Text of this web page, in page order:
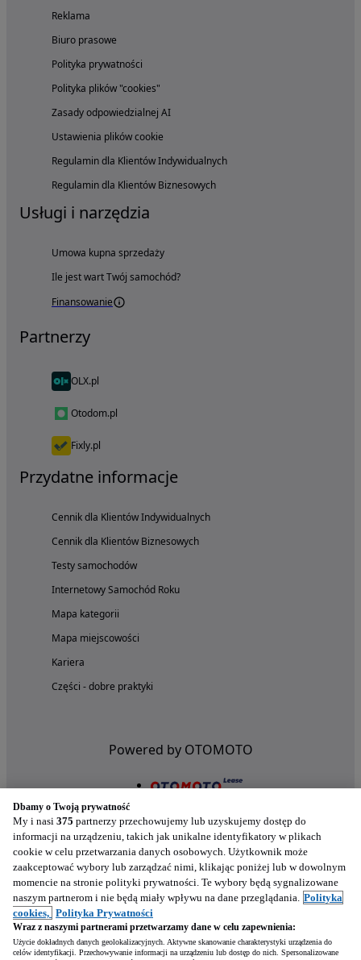
Reklama
Biuro prasowe
Polityka prywatności
Polityka plików "cookies"
Zasady odpowiedzialnej AI
Ustawienia plików cookie
Regulamin dla Klientów Indywidualnych
Regulamin dla Klientów Biznesowych
Usługi i narzędzia
Umowa kupna sprzedaży
Ile jest wart Twój samochód?
Finansowanie
Partnerzy
OLX.pl
Otodom.pl
Fixly.pl
Przydatne informacje
Cennik dla Klientów Indywidualnych
Cennik dla Klientów Biznesowych
Testy samochodów
Internetowy Samochód Roku
Mapa kategorii
Mapa miejscowości
Kariera
Części - dobre praktyki
Powered by OTOMOTO
Nasze aplikacje w twoim telefonie
Dbamy o Twoją prywatność
My i nasi 375 partnerzy przechowujemy lub uzyskujemy dostęp do
informacji na urządzeniu, takich jak unikalne identyfikatory w plikach
cookie w celu przetwarzania danych osobowych. Użytkownik może
zaakceptować wybory lub zarządzać nimi, klikając poniżej lub w dowolnym
momencie na stronie polityki prywatności. Te wybory będą sygnalizowane
naszym partnerom i nie będą miały wpływu na dane przeglądania. Polityka
cookies, Polityka Prywatności
Wraz z naszymi partnerami przetwarzamy dane w celu zapewnienia:
Użycie dokładnych danych geolokalizacyjnych. Aktywne skanowanie charakterystyki urządzenia do
celów identyfikacji. Przechowywanie informacji na urządzeniu lub dostęp do nich. Spersonalizowane